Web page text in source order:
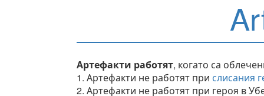
Артефакти работят, когато са
1. Артефакти не работят при слисания
2. Артефакти не работят при героя в